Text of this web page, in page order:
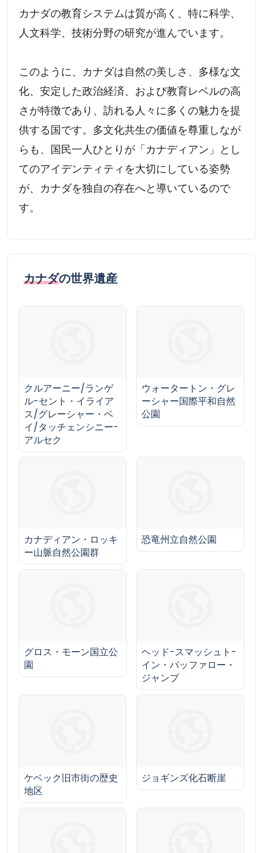
カナダの教育システムは質が高く、特に科学、
人文科学、技術分野の研究が進んでいます。
このように、カナダは自然の美しさ、多様な文
化、安定した政治経済、および教育レベルの高
さが特徴であり、訪れる人々に多くの魅力を提
供する国です。多文化共生の価値を尊重しなが
らも、国民一人ひとりが「カナディアン」とし
てのアイデンティティを大切にしている姿勢
が、カナダを独自の存在へと導いているので
す。
カナダの世界遺産
クルアーニー/ランゲ
ル-セント・イライア
ス/グレーシャー・ベ
イ/タッチェンシニー-
アルセク
ウォータートン・グレ
ーシャー国際平和自然
公園
カナディアン・ロッキ
ー山脈自然公園群
恐竜州立自然公園
グロス・モーン国立公
園
ヘッド-スマッシュト-
イン・バッファロー・
ジャンプ
ケベック旧市街の歴史
地区
ジョギンズ化石断崖